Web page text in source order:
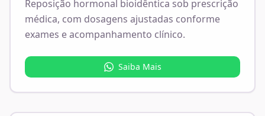
Reposição hormonal bioidêntica sob prescrição
médica, com dosagens ajustadas conforme
exames e acompanhamento clínico.
Saiba Mais